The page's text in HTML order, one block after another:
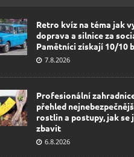
Retro kvíz na téma jak
doprava a silnice za
Pamětníci získají 10/10
7.8.2026
Profesionální
přehled
rostlin a postupy, jak se
zbavit
6.8.2026